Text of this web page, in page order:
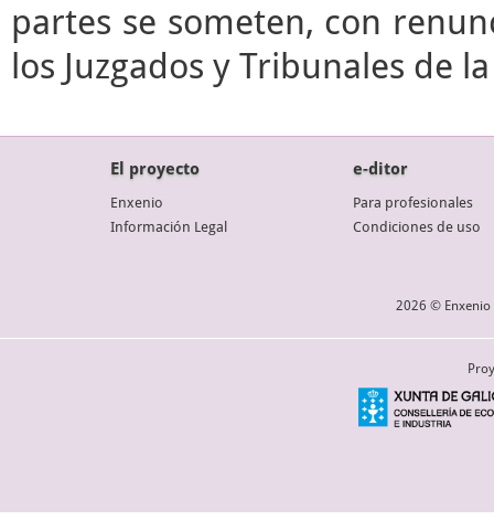
partes se someten, con
los Juzgados y Tribunales de
El proyecto
Enxenio
Información Legal
e-ditor
Para profesionales
Condiciones de uso
2026 © Enxenio